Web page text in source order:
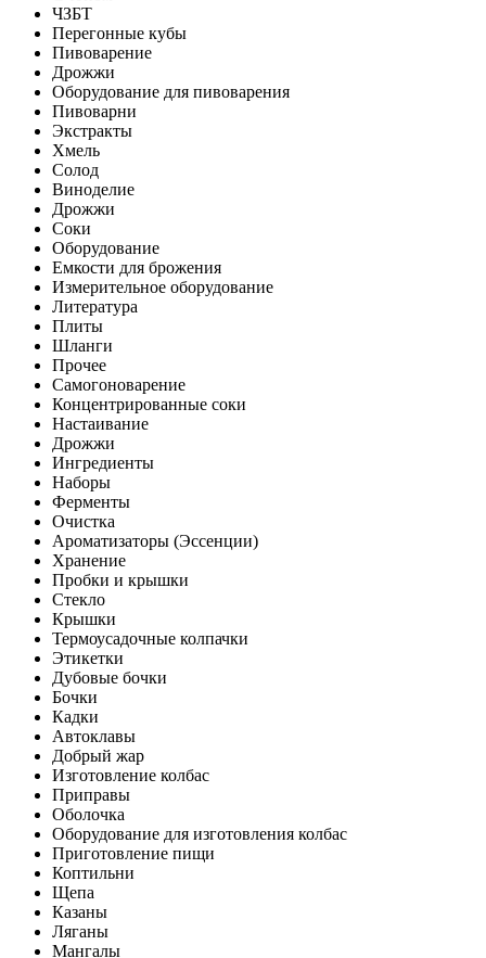
ЧЗБТ
Перегонные кубы
Пивоварение
Дрожжи
Оборудование для пивоварения
Пивоварни
Экстракты
Хмель
Солод
Виноделие
Дрожжи
Соки
Оборудование
Емкости для брожения
Измерительное оборудование
Литература
Плиты
Шланги
Прочее
Самогоноварение
Концентрированные соки
Настаивание
Дрожжи
Ингредиенты
Наборы
Ферменты
Очистка
Ароматизаторы (Эссенции)
Хранение
Пробки и крышки
Стекло
Крышки
Термоусадочные колпачки
Этикетки
Дубовые бочки
Бочки
Кадки
Автоклавы
Добрый жар
Изготовление колбас
Приправы
Оболочка
Оборудование для изготовления колбас
Приготовление пищи
Коптильни
Щепа
Казаны
Ляганы
Мангалы